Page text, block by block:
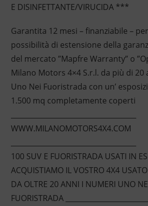
E DISINFETTANTE/VIRUCIDA ***
Garantita 12 mesi – finanziabile –
possibilità di estensione della
del mercato ”Mapfre Warranty” o
Milano Motors 4×4 S.r.l. da più di 20
Uno Nei Fuoristrada con un’
1.500 mq completamente coperti
WWW.MILANOMOTORS4X4.COM
100 SUV E FUORISTRADA USATI IN
ACQUISTIAMO IL VOSTRO 4X4 USATO
DA OLTRE 20 ANNI I NUMERI UNO
FUORISTRADA